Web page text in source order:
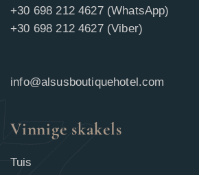
+30 698 212 4627 (WhatsApp)
+30 698 212 4627 (Viber)
info@alsusboutiquehotel.com
Vinnige skakels
Tuis